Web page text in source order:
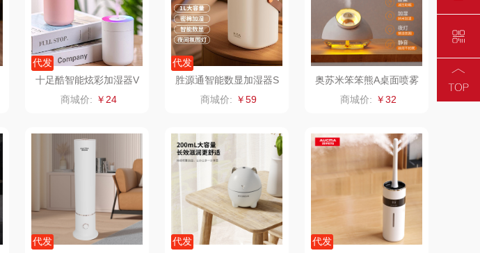
西屋（风扇类） 汤姆逊 皮尔卡丹（皮具
类）
艾美特（代理商） 锡品源 狮峰
康巴赫（锅具类） 万华茶林
伊莱克斯 绿鼻子 乐扣乐扣（箱包杯
壶）
音频类） 康恩贝 WENGER/威戈
悠米UURMI 富安娜（包销款） 冈州故事
代发
十足酷智能炫彩加湿器V
商城价: ￥24
代发
胜源通智能数显加湿器S
YT-CL36
商城价: ￥59
奥苏米笨笨熊A桌面喷雾
加湿器
商城价: ￥32
代发
代发
代发